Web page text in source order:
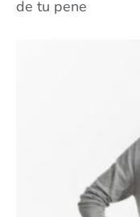
de tu pene